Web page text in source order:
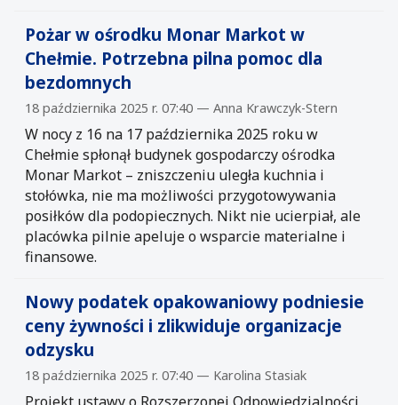
Pożar w ośrodku Monar Markot w
Chełmie. Potrzebna pilna pomoc dla
bezdomnych
18 października 2025 r. 07:40 — Anna Krawczyk-Stern
W nocy z 16 na 17 października 2025 roku w
Chełmie spłonął budynek gospodarczy ośrodka
Monar Markot – zniszczeniu uległa kuchnia i
stołówka, nie ma możliwości przygotowywania
posiłków dla podopiecznych. Nikt nie ucierpiał, ale
placówka pilnie apeluje o wsparcie materialne i
finansowe.
Nowy podatek opakowaniowy podniesie
ceny żywności i zlikwiduje organizacje
odzysku
18 października 2025 r. 07:40 — Karolina Stasiak